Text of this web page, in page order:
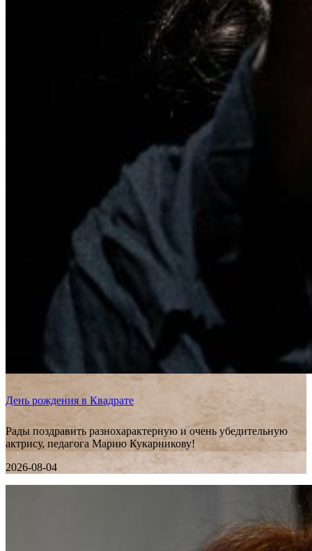
День рождения в Квадрате
Рады поздравить разнохарактерную и очень убедительную
актрису, педагога Марию Кукарникову!
2026-08-04